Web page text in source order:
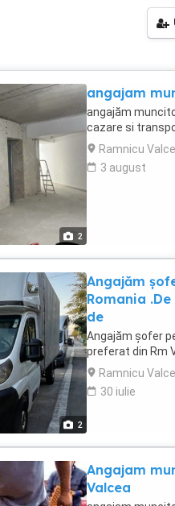
2
angajam
angajăm
cazare si
Ramnicu
3 august
2
Angajăm
Romania
de
Angajăm șofer
preferat din Rm
Ramnicu
30 iulie
Angajam
Valcea